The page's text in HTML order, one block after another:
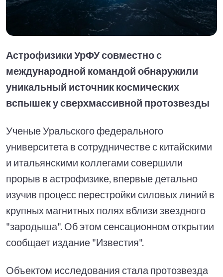
Астрофизики УрФУ совместно с
международной командой обнаружили
уникальный источник космических
вспышек у сверхмассивной протозвезды
Ученые Уральского федерального
университета в сотрудничестве с китайскими
и итальянскими коллегами совершили
прорыв в астрофизике, впервые детально
изучив процесс перестройки силовых линий в
крупных магнитных полях вблизи звездного
"зародыша". Об этом сенсационном открытии
сообщает издание "Известия".
Объектом исследования стала протозвезда